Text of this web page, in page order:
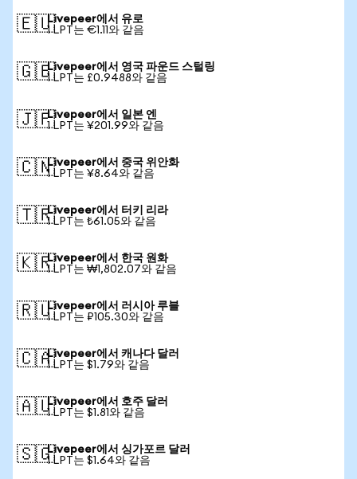
🇪🇺Livepeer에서 유로
1 LPT는 €1.11와 같음
🇬🇧Livepeer에서 영국 파운드 스털링
1 LPT는 £0.9488와 같음
🇯🇵Livepeer에서 일본 엔
1 LPT는 ¥201.99와 같음
🇨🇳Livepeer에서 중국 위안화
1 LPT는 ¥8.64와 같음
🇹🇷Livepeer에서 터키 리라
1 LPT는 ₺61.05와 같음
🇰🇷Livepeer에서 한국 원화
1 LPT는 ₩1,802.07와 같음
🇷🇺Livepeer에서 러시아 루블
1 LPT는 ₽105.30와 같음
🇨🇦Livepeer에서 캐나다 달러
1 LPT는 $1.79와 같음
🇦🇺Livepeer에서 호주 달러
1 LPT는 $1.81와 같음
🇸🇬Livepeer에서 싱가포르 달러
1 LPT는 $1.64와 같음